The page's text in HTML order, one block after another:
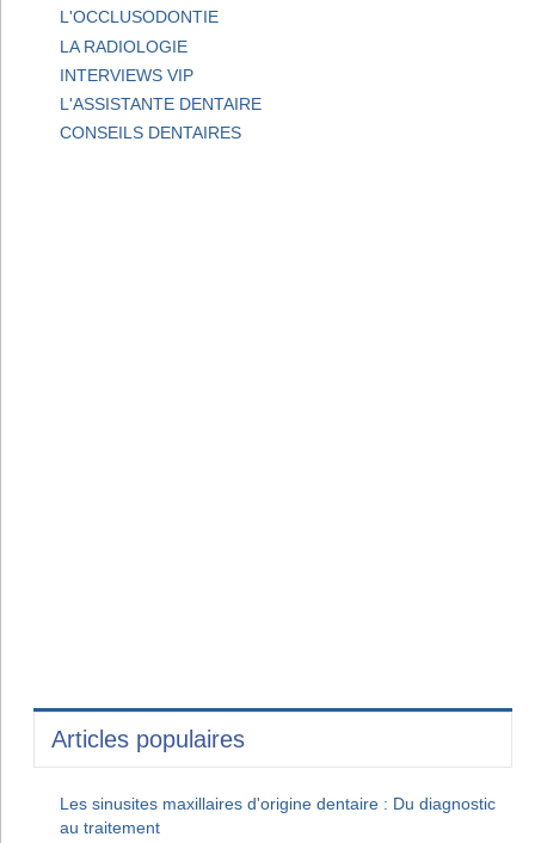
L'OCCLUSODONTIE
LA RADIOLOGIE
INTERVIEWS VIP
L'ASSISTANTE DENTAIRE
CONSEILS DENTAIRES
Articles populaires
Les sinusites maxillaires d'origine dentaire : Du diagnostic
au traitement